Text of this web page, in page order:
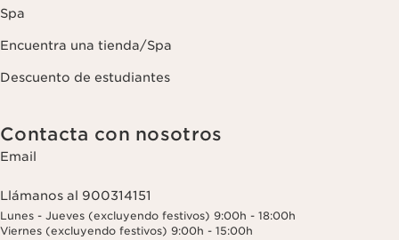
Spa
Encuentra una tienda/Spa
Descuento de estudiantes
Contacta con nosotros
Email
Llámanos al 900314151
Lunes - Jueves (excluyendo festivos) 9:00h - 18:00h
Viernes (excluyendo festivos) 9:00h - 15:00h